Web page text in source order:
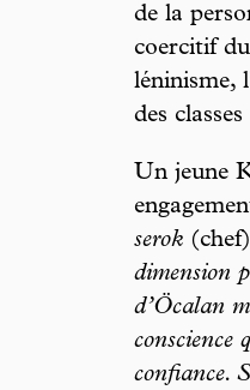
de la
coercitif
léninisme,
des
Un jeune
serok
dimension
d’Öcalan
conscience
confiance.